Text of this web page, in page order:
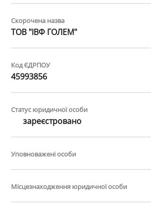
Скорочена назва
ТОВ "ІВФ ГОЛЕМ"
Код ЄДРПОУ
45993856
Статус юридичної особи
зареєстровано
Уповноважені особи
Місцезнаходження юридичної особи